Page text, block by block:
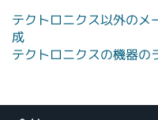
韓国語
テクトロニクス以外のメ
成
テクトロニクスの機器の